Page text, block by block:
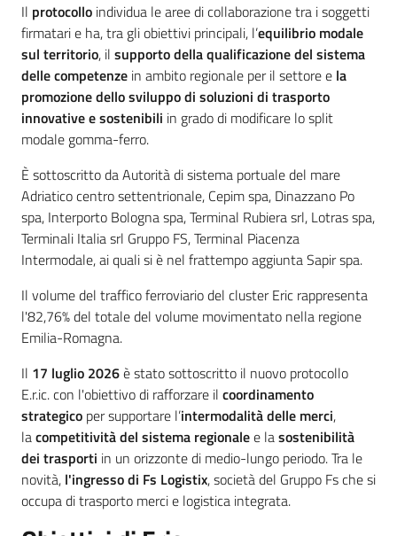
Il protocollo individua le aree di collaborazione tra i soggetti
firmatari e ha, tra gli obiettivi principali, l’equilibrio modale
sul territorio, il supporto della qualificazione del sistema
delle competenze in ambito regionale per il settore e la
promozione dello sviluppo di soluzioni di trasporto
innovative e sostenibili in grado di modificare lo split
modale gomma-ferro.
È sottoscritto da Autorità di sistema portuale del mare
Adriatico centro settentrionale, Cepim spa, Dinazzano Po
spa, Interporto Bologna spa, Terminal Rubiera srl, Lotras spa,
Terminali Italia srl Gruppo FS, Terminal Piacenza
Intermodale, ai quali si è nel frattempo aggiunta Sapir spa.
Il volume del traffico ferroviario del cluster Eric rappresenta
l'82,76% del totale del volume movimentato nella regione
Emilia-Romagna.
Il 17 luglio 2026è stato sottoscritto il nuovo protocollo
E.r.ic. con l'obiettivo di rafforzare il coordinamento
strategico per supportare l’intermodalità delle merci,
lacompetitività del sistema regionalee lasostenibilità
dei trasporti in un orizzonte di medio-lungo periodo. Tra le
novità, l'ingresso di Fs Logistix, società del Gruppo Fs che si
occupa di trasporto merci e logistica integrata.